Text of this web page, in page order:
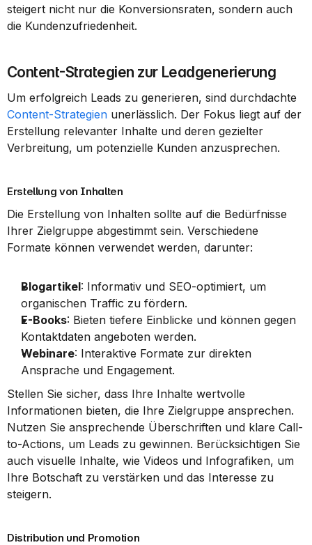
steigert nicht nur die Konversionsraten, sondern auch
die Kundenzufriedenheit.
Content-Strategien zur Leadgenerierung
Content-Strategien unerlässlich. Der Fokus liegt auf der
Erstellung relevanter Inhalte und deren gezielter
Verbreitung, um potenzielle Kunden anzusprechen.
Erstellung von Inhalten
Die Erstellung von Inhalten sollte auf die Bedürfnisse
Ihrer Zielgruppe abgestimmt sein. Verschiedene
Formate können verwendet werden, darunter:
Blogartikel: Informativ und SEO-optimiert, um
organischen Traffic zu fördern.
E-Books: Bieten tiefere Einblicke und können gegen
Kontaktdaten angeboten werden.
Webinare: Interaktive Formate zur direkten
Ansprache und Engagement.
Stellen Sie sicher, dass Ihre Inhalte wertvolle
Informationen bieten, die Ihre Zielgruppe ansprechen.
Nutzen Sie ansprechende Überschriften und klare Call-
to-Actions, um Leads zu gewinnen. Berücksichtigen Sie
auch visuelle Inhalte, wie Videos und Infografiken, um
Ihre Botschaft zu verstärken und das Interesse zu
steigern.
Distribution und Promotion